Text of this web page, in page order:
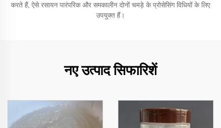
करते हैं, ऐसे रसायन पारंपरिक और समकालीन दोनों चमड़े के प्रोसेसिंग विधियों के लिए
उपयुक्त हैं।
नए उत्पाद सिफारिशें